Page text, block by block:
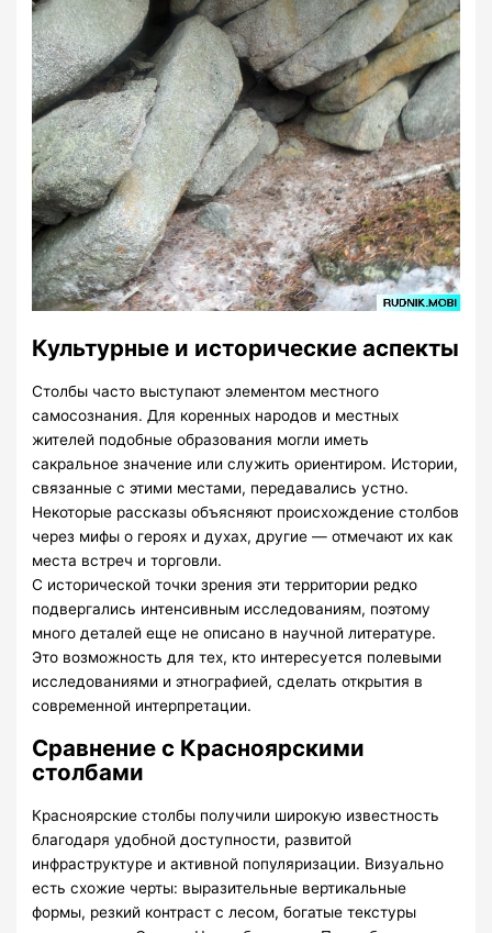
Культурные и исторические аспекты
Столбы часто выступают элементом местного
самосознания. Для коренных народов и местных
жителей подобные образования могли иметь
сакральное значение или служить ориентиром. Истории,
связанные с этими местами, передавались устно.
Некоторые рассказы объясняют происхождение столбов
через мифы о героях и духах, другие — отмечают их как
места встреч и торговли.
С исторической точки зрения эти территории редко
подвергались интенсивным исследованиям, поэтому
много деталей еще не описано в научной литературе.
Это возможность для тех, кто интересуется полевыми
исследованиями и этнографией, сделать открытия в
современной интерпретации.
Сравнение с Красноярскими
столбами
Красноярские столбы получили широкую известность
благодаря удобной доступности, развитой
инфраструктуре и активной популяризации. Визуально
есть схожие черты: выразительные вертикальные
формы, резкий контраст с лесом, богатые текстуры